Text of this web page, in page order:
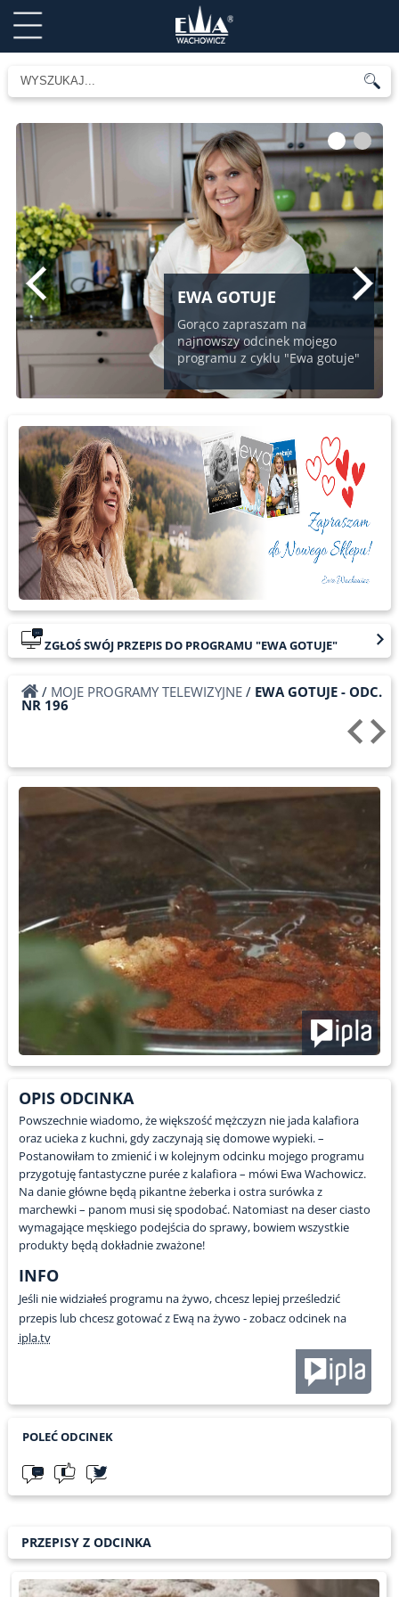
EWA GOTUJE
Gorąco zapraszam na
najnowszy odcinek mojego
programu z cyklu "Ewa gotuje"
1 2
ZGŁOŚ SWÓJ PRZEPIS DO PROGRAMU "EWA GOTUJE"
/ MOJE PROGRAMY TELEWIZYJNE/ EWA GOTUJE - ODC.
NR 196
OPIS ODCINKA
Powszechnie wiadomo, że większość mężczyzn nie jada kalafiora
oraz ucieka z kuchni, gdy zaczynają się domowe wypieki. –
Postanowiłam to zmienić i w kolejnym odcinku mojego programu
przygotuję fantastyczne purée z kalafiora – mówi Ewa Wachowicz.
Na danie główne będą pikantne żeberka i ostra surówka z
marchewki – panom musi się spodobać. Natomiast na deser ciasto
wymagające męskiego podejścia do sprawy, bowiem wszystkie
produkty będą dokładnie zważone!
INFO
Jeśli nie widziałeś programu na żywo, chcesz lepiej prześledzić
przepis lub chcesz gotować z Ewą na żywo - zobacz odcinek na
ipla.tv
POLEĆ ODCINEK
PRZEPISY Z ODCINKA